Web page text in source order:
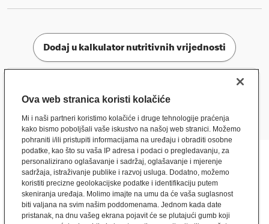
Dodaj u kalkulator nutritivnih vrijednosti
Ova web stranica koristi kolačiće
Mi i naši partneri koristimo kolačiće i druge tehnologije praćenja
kako bismo poboljšali vaše iskustvo na našoj web stranici. Možemo
pohraniti i/ili pristupiti informacijama na uređaju i obraditi osobne
podatke, kao što su vaša IP adresa i podaci o pregledavanju, za
personalizirano oglašavanje i sadržaj, oglašavanje i mjerenje
sadržaja, istraživanje publike i razvoj usluga. Dodatno, možemo
koristiti precizne geolokacijske podatke i identifikaciju putem
skeniranja uređaja. Molimo imajte na umu da će vaša suglasnost
biti valjana na svim našim poddomenama. Jednom kada date
pristanak, na dnu vašeg ekrana pojavit će se plutajući gumb koji